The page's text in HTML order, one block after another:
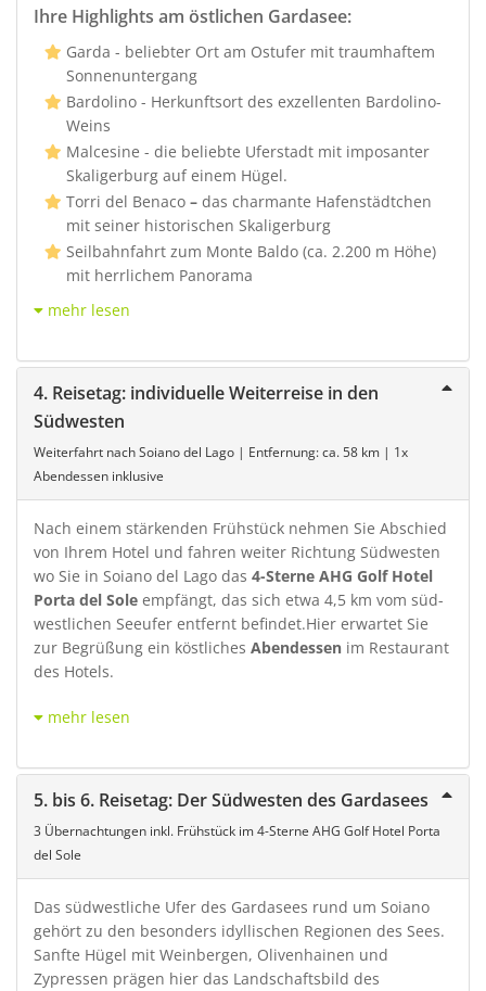
Ihre Highlights am östlichen Gardasee:
Garda - beliebter Ort am Ostufer mit traumhaftem
Sonnenuntergang
Bardolino - Herkunftsort des exzellenten Bardolino-
Weins
Malcesine - die beliebte Uferstadt mit imposanter
Skaligerburg auf einem Hügel.
Torri del Benaco – das charmante Hafenstädtchen
mit seiner historischen Skaligerburg
Seilbahnfahrt zum Monte Baldo (ca. 2.200 m Höhe)
mit herrlichem Panorama
mehr lesen
4. Reisetag: individuelle Weiterreise in den
Südwesten
Weiterfahrt nach Soiano del Lago | Entfernung: ca. 58 km | 1x
Abendessen inklusive
Nach einem stärkenden Frühstück nehmen Sie Abschied
von Ihrem Hotel und fahren weiter Richtung Südwesten
wo Sie in Soiano del Lago das 4-Sterne AHG Golf Hotel
Porta del Sole empfängt, das sich etwa 4,5 km vom süd-
westlichen Seeufer entfernt befindet.Hier erwartet Sie
zur Begrüßung ein köstliches Abendessen im Restaurant
des Hotels.
mehr lesen
5. bis 6. Reisetag: Der Südwesten des Gardasees
3 Übernachtungen inkl. Frühstück im 4-Sterne AHG Golf Hotel Porta
del Sole
Das südwestliche Ufer des Gardasees rund um Soiano
gehört zu den besonders idyllischen Regionen des Sees.
Sanfte Hügel mit Weinbergen, Olivenhainen und
Zypressen prägen hier das Landschaftsbild des